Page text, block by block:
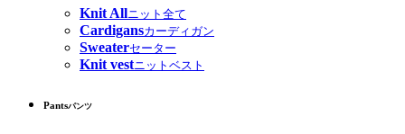
Knit Allニット全て
Cardigansカーディガン
Sweaterセーター
Knit vestニットベスト
Pantsパンツ